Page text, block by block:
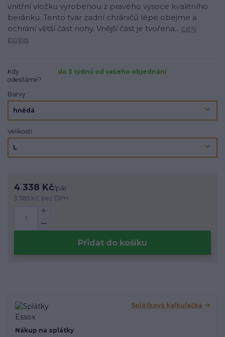
vnitřní vložku vyrobenou z pravého vysoce kvalitního
beránku. Tento tvar zadní chráničů lépe obejme a
ochrání větší část nohy. Vnější část je tvořena... celý
popis
Kdy
odesíláme?
do 3 týdnů od vašeho objednání
Barvy
Velikosti
4 338 Kč/pár
3 585 Kč bez DPH
Přidat do košíku
Splátková kalkulačka
Nákup na splátky